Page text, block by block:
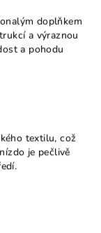
doplňkem
a výraznou
a pohodu
textilu, což
je pečlivě